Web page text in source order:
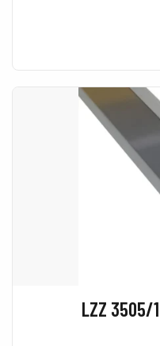
LZZ 3505/